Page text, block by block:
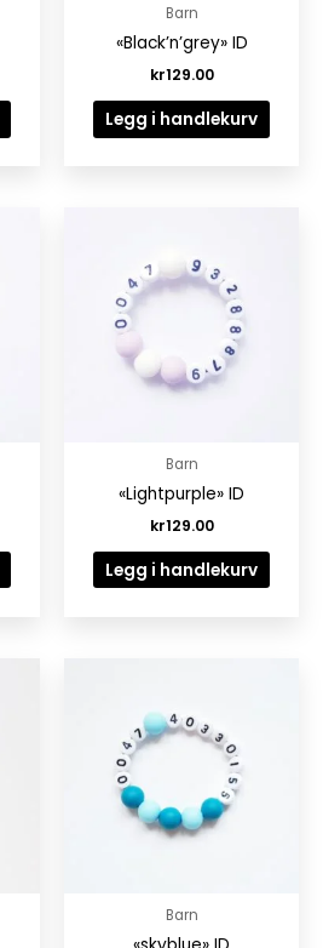
Barn
«Black’n’grey» ID
kr129.00
Legg i handlekurv
Barn
«Lightpurple» ID
kr129.00
Legg i handlekurv
Barn